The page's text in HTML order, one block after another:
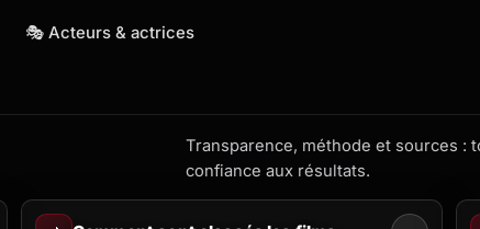
🎭 Acteurs & actrices
Transparence, méthode et sources :
confiance aux résultats.